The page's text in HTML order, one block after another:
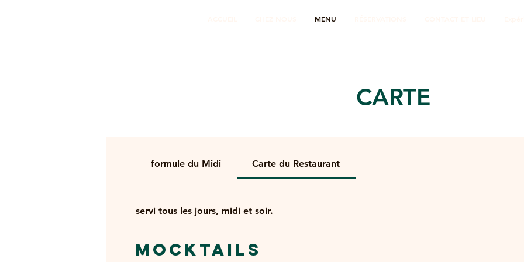
MENU
CARTE
formule du Midi Carte du Restaurant
servi tous les jours, midi et soir.
MOCKTAILS